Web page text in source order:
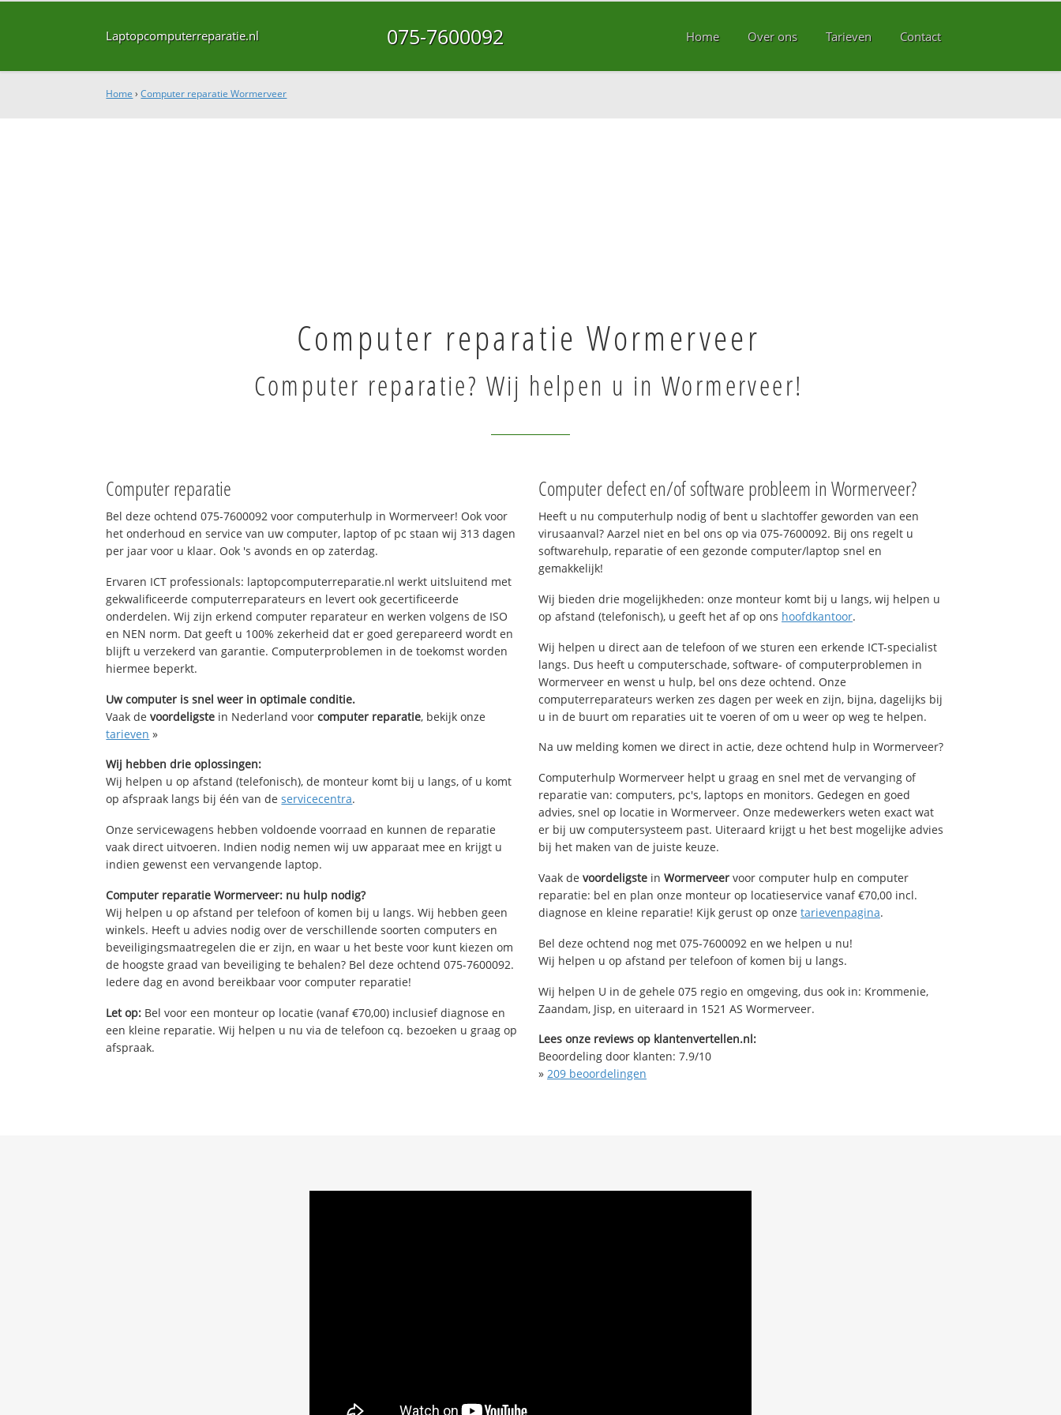
Laptopcomputerreparatie.nl 075-7600092 Home Over ons Tarieven Contact
Home ›Computer reparatie Wormerveer
Computer reparatie Wormerveer
Computer reparatie? Wij helpen u in Wormerveer!
Computer reparatie
Bel deze ochtend 075-7600092 voor computerhulp in Wormerveer! Ook voor
het onderhoud en service van uw computer, laptop of pc staan wij 313 dagen
per jaar voor u klaar. Ook 's avonds en op zaterdag.
Ervaren ICT professionals: laptopcomputerreparatie.nl werkt uitsluitend met
gekwalificeerde computerreparateurs en levert ook gecertificeerde
onderdelen. Wij zijn erkend computer reparateur en werken volgens de ISO
en NEN norm. Dat geeft u 100% zekerheid dat er goed gerepareerd wordt en
blijft u verzekerd van garantie. Computerproblemen in de toekomst worden
hiermee beperkt.
Uw computer is snel weer in optimale conditie.
Vaak devoordeligste in Nederland voorcomputer reparatie, bekijk onze
tarieven »
Wij hebben drie oplossingen:
Wij helpen u op afstand (telefonisch), de monteur komt bij u langs, of u komt
op afspraak langs bij één van deservicecentra.
Onze servicewagens hebben voldoende voorraad en kunnen de reparatie
vaak direct uitvoeren. Indien nodig nemen wij uw apparaat mee en krijgt u
indien gewenst een vervangende laptop.
Computer reparatie Wormerveer: nu hulp nodig?
Wij helpen u op afstand per telefoon of komen bij u langs. Wij hebben geen
winkels. Heeft u advies nodig over de verschillende soorten computers en
beveiligingsmaatregelen die er zijn, en waar u het beste voor kunt kiezen om
de hoogste graad van beveiliging te behalen? Bel deze ochtend 075-7600092.
Iedere dag en avond bereikbaar voor computer reparatie!
Let op: Bel voor een monteur op locatie (vanaf €70,00) inclusief diagnose en
een kleine reparatie. Wij helpen u nu via de telefoon cq. bezoeken u graag op
afspraak.
Computer defect en/of software probleem in Wormerveer?
Heeft u nu computerhulp nodig of bent u slachtoffer geworden van een
virusaanval? Aarzel niet en bel ons op via 075-7600092. Bij ons regelt u
softwarehulp, reparatie of een gezonde computer/laptop snel en
gemakkelijk!
Wij bieden drie mogelijkheden: onze monteur komt bij u langs, wij helpen u
op afstand (telefonisch), u geeft het af op ons hoofdkantoor.
Wij helpen u direct aan de telefoon of we sturen een erkende ICT-specialist
langs. Dus heeft u computerschade, software- of computerproblemen in
Wormerveer en wenst u hulp, bel ons deze ochtend. Onze
computerreparateurs werken zes dagen per week en zijn, bijna, dagelijks bij
u in de buurt om reparaties uit te voeren of om u weer op weg te helpen.
Na uw melding komen we direct in actie, deze ochtend hulp in Wormerveer?
Computerhulp Wormerveer helpt u graag en snel met de vervanging of
reparatie van: computers, pc's, laptops en monitors. Gedegen en goed
advies, snel op locatie in Wormerveer. Onze medewerkers weten exact wat
er bij uw computersysteem past. Uiteraard krijgt u het best mogelijke advies
bij het maken van de juiste keuze.
Vaak de voordeligste in Wormerveer voor computer hulp en computer
reparatie: bel en plan onze monteur op locatieservice vanaf €70,00 incl.
diagnose en kleine reparatie! Kijk gerust op onze tarievenpagina.
Bel deze ochtend nog met 075-7600092 en we helpen u nu!
Wij helpen u op afstand per telefoon of komen bij u langs.
Wij helpen U in de gehele 075 regio en omgeving, dus ook in: Krommenie,
Zaandam, Jisp, en uiteraard in 1521 AS Wormerveer.
Lees onze reviews op klantenvertellen.nl:
Beoordeling door klanten: 7.9/10
» 209 beoordelingen